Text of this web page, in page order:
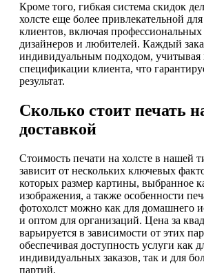
Кроме того, гибкая система скидок
холсте еще более привлекательной
клиентов, включая
дизайнеров и любителей. Каждый
индивидуальным подходом, учитывая
спецификации клиента, что
результат.
Сколько стоит печать
доставкой
Стоимость печати на холсте в нашей
зависит от нескольких ключевых
которых размер картины, выбранное
изображения, а также особенности
фотохолст можно как для домашнего
и оптом для организаций. Цена за
варьируется в зависимости от этих
обеспечивая доступность услуги как
индивидуальных заказов, так и для
партий.